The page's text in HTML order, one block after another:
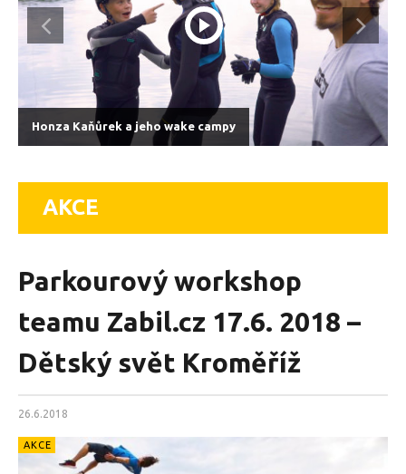
Honza Kaňůrek a jeho wake campy
AKCE
Parkourový workshop
teamu Zabil.cz 17.6. 2018 –
Dětský svět Kroměříž
26.6.2018
AKCE